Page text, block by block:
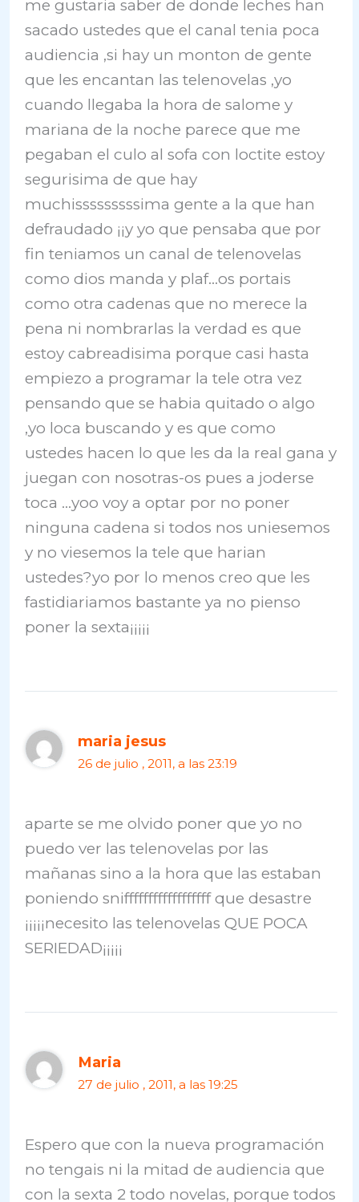
me gustaria saber de donde leches han
sacado ustedes que el canal tenia poca
audiencia ,si hay un monton de gente
que les encantan las telenovelas ,yo
cuando llegaba la hora de salome y
mariana de la noche parece que me
pegaban el culo al sofa con loctite estoy
segurisima de que hay
muchisssssssssima gente a la que han
defraudado ¡¡y yo que pensaba que por
fin teniamos un canal de telenovelas
como dios manda y plaf…os portais
como otra cadenas que no merece la
pena ni nombrarlas la verdad es que
estoy cabreadisima porque casi hasta
empiezo a programar la tele otra vez
pensando que se habia quitado o algo
,yo loca buscando y es que como
ustedes hacen lo que les da la real gana y
juegan con nosotras-os pues a joderse
toca …yoo voy a optar por no poner
ninguna cadena si todos nos uniesemos
y no viesemos la tele que harian
ustedes?yo por lo menos creo que les
fastidiariamos bastante ya no pienso
poner la sexta¡¡¡¡¡
maria jesus
26 de julio , 2011, a las 23:19
aparte se me olvido poner que yo no
puedo ver las telenovelas por las
mañanas sino a la hora que las estaban
poniendo sniffffffffffffffffff que desastre
¡¡¡¡¡necesito las telenovelas QUE POCA
SERIEDAD¡¡¡¡¡
Maria
27 de julio , 2011, a las 19:25
Espero que con la nueva programación
no tengais ni la mitad de audiencia que
con la sexta 2 todo novelas, porque todos